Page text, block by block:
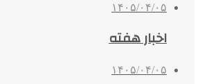
۱۴۰۵/۰۴/۰۵
اخبار هفته
۱۴۰۵/۰۴/۰۵